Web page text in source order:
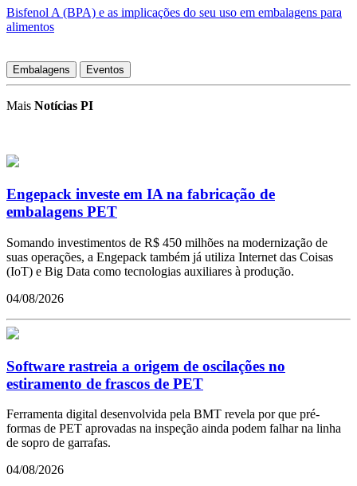
Bisfenol A (BPA) e as implicações do seu uso em embalagens para
alimentos
Embalagens Eventos
Mais Notícias PI
Engepack investe em IA na fabricação de
embalagens PET
Somando investimentos de R$ 450 milhões na modernização de
suas operações, a Engepack também já utiliza Internet das Coisas
(IoT) e Big Data como tecnologias auxiliares à produção.
04/08/2026
Software rastreia a origem de oscilações no
estiramento de frascos de PET
Ferramenta digital desenvolvida pela BMT revela por que pré-
formas de PET aprovadas na inspeção ainda podem falhar na linha
de sopro de garrafas.
04/08/2026